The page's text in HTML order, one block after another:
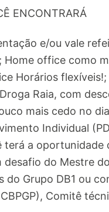
ENCONTRARÁ
e/ou vale
Home office como
Horários
Raia, com
mais cedo no
Individual
terá a oportunidade
desafio do Mestre
do Grupo DB1 ou
Comitê